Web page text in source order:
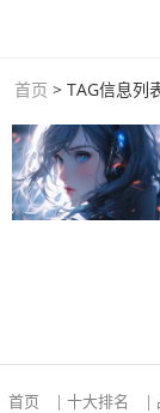
首页 > TAG信息列
首页 | 十大排名 |